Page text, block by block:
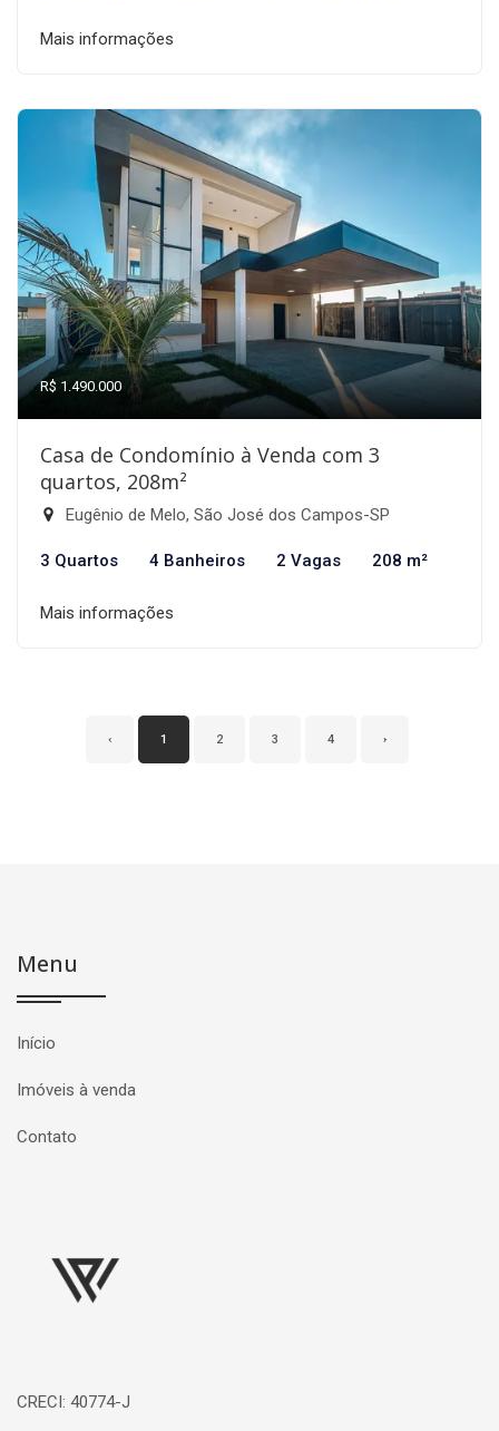
Mais informações
R$ 1.490.000
Casa de Condomínio à Venda com 3
quartos, 208m²
Eugênio de Melo, São José dos Campos-SP
3 Quartos 4 Banheiros 2 Vagas 208 m²
Mais informações
‹ 1 2 3 4 ›
Menu
Início
Imóveis à venda
Contato
CRECI: 40774-J